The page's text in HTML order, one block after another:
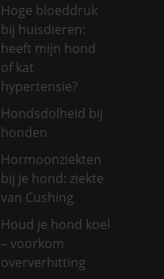
Hoge bloeddruk
bij huisdieren:
heeft mijn hond
of kat
hypertensie?
Hondsdolheid bij
honden
Hormoonziekten
bij je hond: ziekte
van Cushing
Houd je hond koel
– voorkom
oververhitting